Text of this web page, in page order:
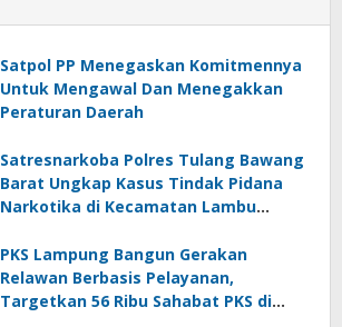
Satpol PP Menegaskan Komitmennya
Untuk Mengawal Dan Menegakkan
Peraturan Daerah
Satresnarkoba Polres Tulang Bawang
Barat Ungkap Kasus Tindak Pidana
Narkotika di Kecamatan Lambu
PKS Lampung Bangun Gerakan
Relawan Berbasis Pelayanan,
Targetkan 56 Ribu Sahabat PKS di